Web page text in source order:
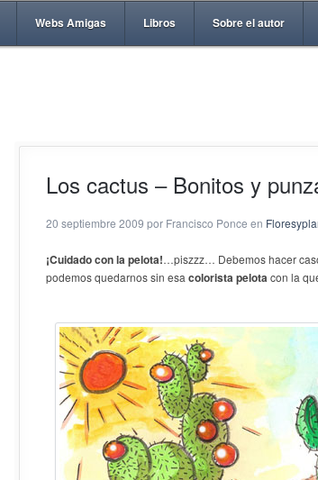
Webs Amigas Libros Sobre el autor
Los cactus – Bonitos y
20 septiembre 2009 por Francisco Ponce en
¡Cuidado con la pelota!…piszzz… Debemos hacer
podemos quedarnos sin esa colorista pelotacon la